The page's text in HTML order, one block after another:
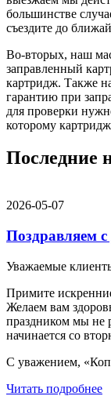
большинстве
съездите до
Во-вторых, наш
заправленный
картридж. Также
гарантию при
для проверки
которому
Последние
2026-05-07
Поздравляем
Уважаемые
Примите
Желаем вам
праздником мы не
начинается со
С уважением,
Читать подробнее